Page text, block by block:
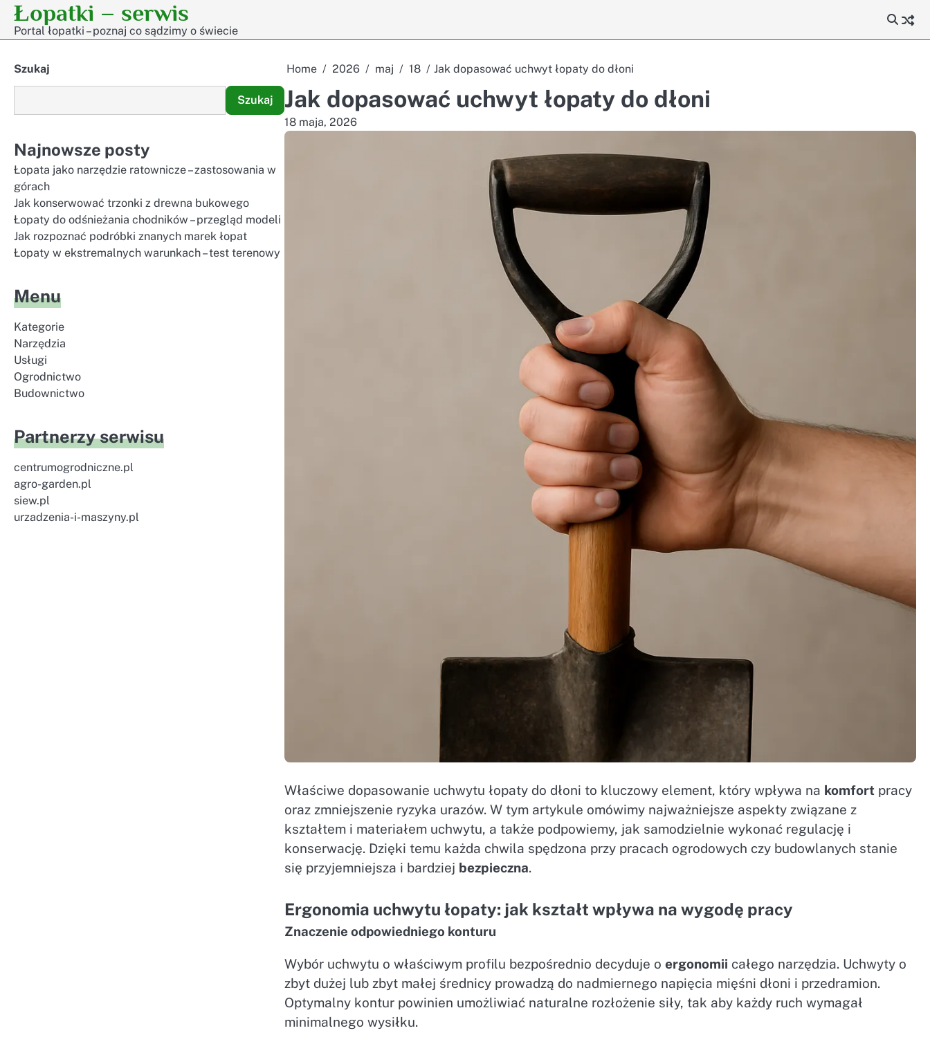
Skip
content
Łopatki – serwis
Portal łopatki – poznaj co sądzimy o świecie
Home 2026 maj 18 Jak dopasować uchwyt łopaty do dłoni
Jak dopasować uchwyt łopaty do dłoni
18 maja, 2026
Właściwe dopasowanie uchwytu łopaty do dłoni to kluczowy element, który wpływa na komfort pracy
oraz zmniejszenie ryzyka urazów. W tym artykule omówimy najważniejsze aspekty związane z
kształtem i materiałem uchwytu, a także podpowiemy, jak samodzielnie wykonać regulację i
konserwację. Dzięki temu każda chwila spędzona przy pracach ogrodowych czy budowlanych stanie
się przyjemniejsza i bardziej bezpieczna.
Ergonomia uchwytu łopaty: jak kształt wpływa na wygodę pracy
Znaczenie odpowiedniego konturu
Wybór uchwytu o właściwym profilu bezpośrednio decyduje oergonomii całego narzędzia. Uchwyty o
zbyt dużej lub zbyt małej średnicy prowadzą do nadmiernego napięcia mięśni dłoni i przedramion.
Optymalny kontur powinien umożliwiać naturalne rozłożenie siły, tak aby każdy ruch wymagał
minimalnego wysiłku.
Szukaj
Szukaj
Najnowsze posty
Łopata jako narzędzie ratownicze – zastosowania w
górach
Jak konserwować trzonki z drewna bukowego
Łopaty do odśnieżania chodników – przegląd modeli
Jak rozpoznać podróbki znanych marek łopat
Łopaty w ekstremalnych warunkach – test terenowy
Menu
Kategorie
Narzędzia
Usługi
Ogrodnictwo
Budownictwo
Partnerzy serwisu
centrumogrodniczne.pl
agro-garden.pl
siew.pl
urzadzenia-i-maszyny.pl